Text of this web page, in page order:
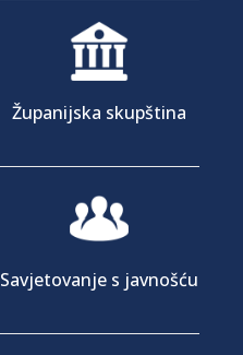
Županijska skupština
Savjetovanje s javnošću